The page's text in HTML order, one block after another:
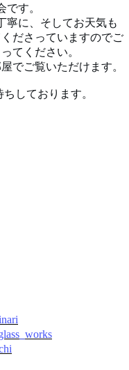
です。
寧に、そしてお天気も
ださっていますのでご
てください。
でご覧いただけます。
しております。